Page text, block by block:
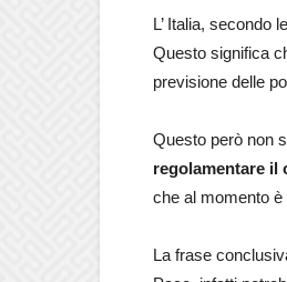
L’ Italia, secondo
Questo significa
previsione delle
Questo però non
regolamentare il
che al momento
La frase